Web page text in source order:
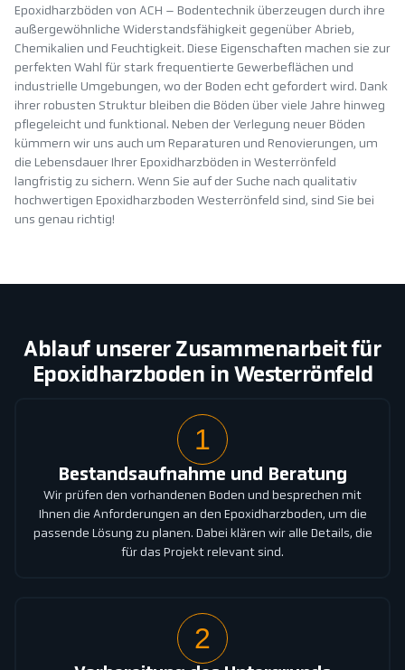
Epoxidharzböden von ACH – Bodentechnik überzeugen durch ihre
außergewöhnliche Widerstandsfähigkeit gegenüber Abrieb,
Chemikalien und Feuchtigkeit. Diese Eigenschaften machen sie zur
perfekten Wahl für stark frequentierte Gewerbeflächen und
industrielle Umgebungen, wo der Boden echt gefordert wird. Dank
ihrer robusten Struktur bleiben die Böden über viele Jahre hinweg
pflegeleicht und funktional. Neben der Verlegung neuer Böden
kümmern wir uns auch um Reparaturen und Renovierungen, um
die Lebensdauer Ihrer Epoxidharzböden in Westerrönfeld
langfristig zu sichern. Wenn Sie auf der Suche nach qualitativ
hochwertigen Epoxidharzboden Westerrönfeld sind, sind Sie bei
uns genau richtig!
Ablauf unserer Zusammenarbeit für
Epoxidharzboden in Westerrönfeld
1
Bestandsaufnahme und Beratung
Wir prüfen den vorhandenen Boden und besprechen mit
Ihnen die Anforderungen an den Epoxidharzboden, um die
passende Lösung zu planen. Dabei klären wir alle Details, die
für das Projekt relevant sind.
2